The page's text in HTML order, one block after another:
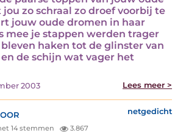
zo schraal zo droef voorbij te
jouw oude dromen in haar
mee je stappen werden trager
haken tot de glinster van
de schijn wat vager het
2003 Lees meer >
netgedicht
14 stemmen 3.867